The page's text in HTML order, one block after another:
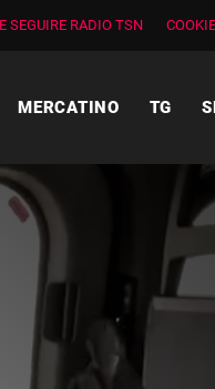
SEGUIRE RADIO TSN
MERCATINO TG